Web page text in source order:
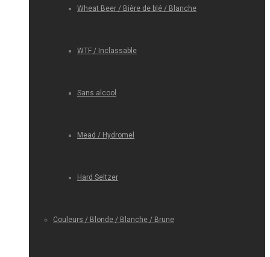
Wheat Beer / Bière de blé / Blanche
WTF / Inclassable
Sans alcool
Mead / Hydromel
Hard Seltzer
Couleurs / Blonde / Blanche / Brune